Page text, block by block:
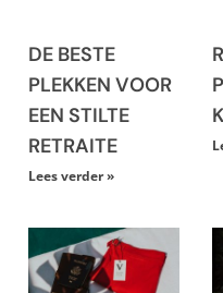
DE BESTE
PLEKKEN VOOR
EEN STILTE
RETRAITE
Lees verder »